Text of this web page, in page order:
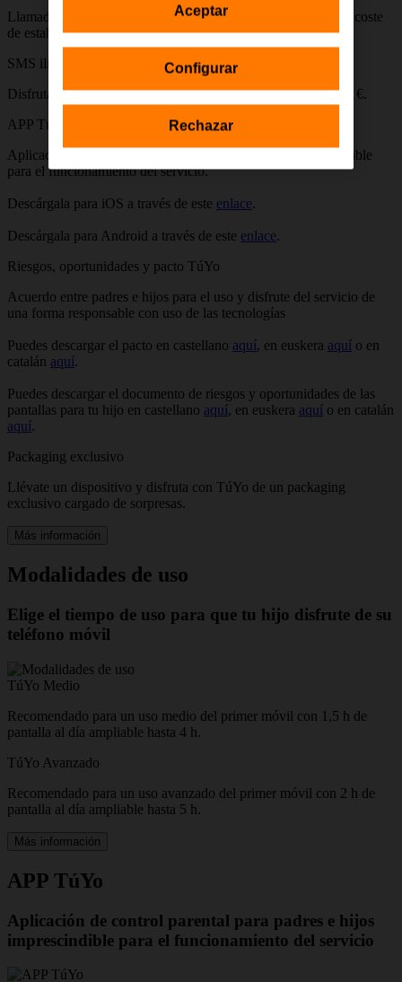
Llamadas ilimitadas a destinos nacionales las 24 h a 0 € y sin coste
de establecimiento de llamada.
SMS ilimitados
Disfruta de SMS sin límites a destinos nacionales las 24 h a 0 €.
APP TúYo
Aplicación de control parental para padres e hijos imprescindible
para el funcionamiento del servicio.
Descárgala para iOS a través de este enlace.
Descárgala para Android a través de este enlace.
Riesgos, oportunidades y pacto TúYo
Acuerdo entre padres e hijos para el uso y disfrute del servicio de
una forma responsable con uso de las tecnologías
Puedes descargar el pacto en castellano aquí, en euskera aquí o en
catalán aquí.
Puedes descargar el documento de riesgos y oportunidades de las
pantallas para tu hijo en castellano aquí, en euskera aquí o en catalán
aquí.
Packaging exclusivo
Llévate un dispositivo y disfruta con TúYo de un packaging
exclusivo cargado de sorpresas.
Más información
Modalidades de uso
Elige el tiempo de uso para que tu hijo disfrute de su
teléfono móvil
TúYo Medio
Recomendado para un uso medio del primer móvil con 1,5 h de
pantalla al día ampliable hasta 4 h.
TúYo Avanzado
Recomendado para un uso avanzado del primer móvil con 2 h de
pantalla al día ampliable hasta 5 h.
Más información
APP TúYo
Aplicación de control parental para padres e hijos
imprescindible para el funcionamiento del servicio
Configurar
Rechazar
Aceptar